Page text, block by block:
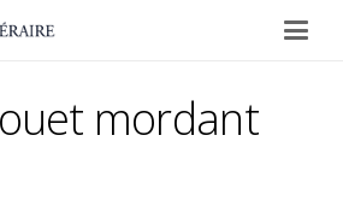
mordant